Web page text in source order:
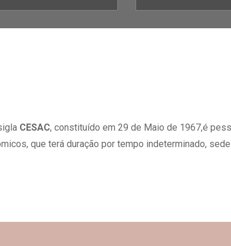
CESAC, constituído em 29 de Maio de 1967,é
que terá duração por tempo indeterminado,